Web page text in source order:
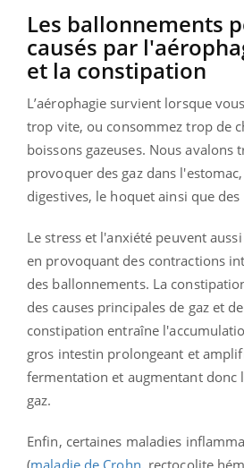
Les ballonnements
causés par
et la constipation
L’aérophagie survient lorsque
trop vite, ou consommez trop de
boissons gazeuses. Nous avalons
provoquer des gaz dans
digestives, le hoquet ainsi que
Le stress et l'anxiété peuvent
en provoquant des contractions
des ballonnements. La
des causes principales de gaz et
constipation entraîne
gros intestin prolongeant et
fermentation et augmentant donc
gaz.
Enfin, certaines maladies
(maladie de Crohn, rectocolite